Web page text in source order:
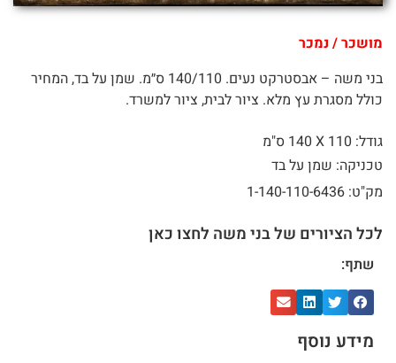
מושכר / נמכר
בני משה – אבסטרקט נעים. 140/110 ס״מ. שמן על בד, המחיר
כולל מסגרת עץ מלא. ציור לבית, ציור למשרד.
גודל: 110 X
140 ס"מ
טכניקה: שמן על בד
מק"ט: 1-140-110-6436
לכל הציורים של בני משה לחצו כאן
שתף:
מידע נוסף